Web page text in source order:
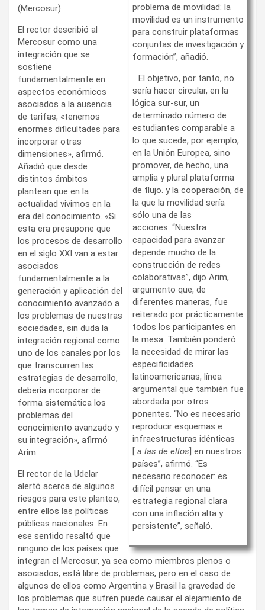
problema de movilidad: la
movilidad es un instrumento
para construir plataformas
conjuntas de investigación y
formación”, añadió.
El objetivo, por tanto, no
sería hacer circular, en la
lógica sur-sur, un
determinado número de
estudiantes comparable a
lo que sucede, por ejemplo,
en la Unión Europea, sino
promover, de hecho, una
amplia y plural plataforma
de flujo. y la cooperación, de
la que la movilidad sería
sólo una de las
acciones. “Nuestra
capacidad para avanzar
depende mucho de la
construcción de redes
colaborativas”, dijo Arim,
argumento que, de
diferentes maneras, fue
reiterado por prácticamente
todos los participantes en
la mesa. También ponderó
la necesidad de mirar las
especificidades
latinoamericanas, línea
argumental que también fue
abordada por otros
ponentes. “No es necesario
reproducir esquemas e
infraestructuras idénticas
[ a las de ellos] en nuestros
países”, afirmó. “Es
necesario reconocer: es
difícil pensar en una
estrategia regional clara
con una inflación alta y
persistente”, señaló.
(Mercosur).
El rector describió al
Mercosur como una
integración que se
sostiene
fundamentalmente en
aspectos económicos
asociados a la ausencia
de tarifas, «tenemos
enormes dificultades para
incorporar otras
dimensiones», afirmó.
Añadió que desde
distintos ámbitos
plantean que en la
actualidad vivimos en la
era del conocimiento. «Si
esta era presupone que
los procesos de desarrollo
en el siglo XXI van a estar
asociados
fundamentalmente a la
generación y aplicación del
conocimiento avanzado a
los problemas de nuestras
sociedades, sin duda la
integración regional como
uno de los canales por los
que transcurren las
estrategias de desarrollo,
debería incorporar de
forma sistemática los
problemas del
conocimiento avanzado y
su integración», afirmó
Arim.
El rector de la Udelar
alertó acerca de algunos
riesgos para este planteo,
entre ellos las políticas
públicas nacionales. En
ese sentido resaltó que
ninguno de los países que
integran el Mercosur, ya sea como miembros plenos o
asociados, está libre de problemas, pero en el caso de
algunos de ellos como Argentina y Brasil la gravedad de
los problemas que sufren puede causar el alejamiento de